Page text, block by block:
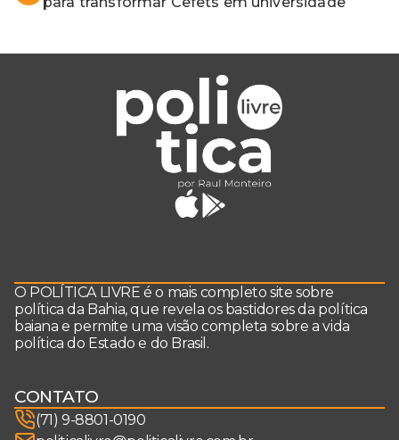
O POLÍTICA LIVRE é o mais completo site sobre
política da Bahia, que revela os bastidores da política
baiana e permite uma visão completa sobre a vida
política do Estado e do Brasil.
CONTATO
(71) 9-8801-0190